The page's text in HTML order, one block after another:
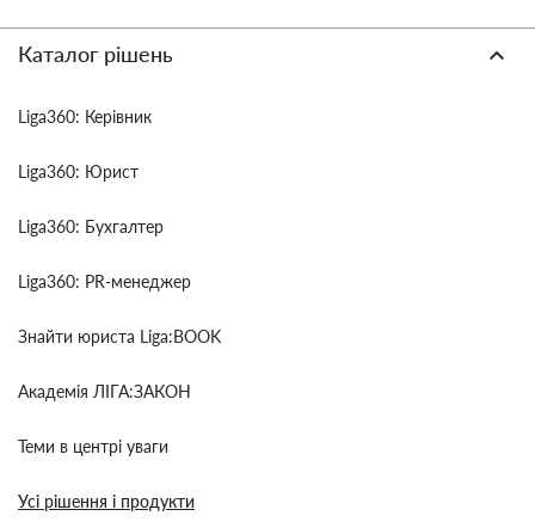
Каталог рішень
Liga360: Керівник
Liga360: Юрист
Liga360: Бухгалтер
Liga360: PR-менеджер
Знайти юриста Liga:BOOK
Академія ЛІГА:ЗАКОН
Теми в центрі уваги
Усі рішення і продукти